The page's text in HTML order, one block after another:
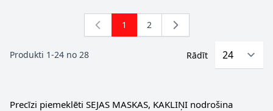
Produkti 1-24 no 28
You're currently reading page
1 Lapa
2
Rādīt
Precīzi piemeklēti SEJAS MASKAS, KAKLIŅI nodrošina